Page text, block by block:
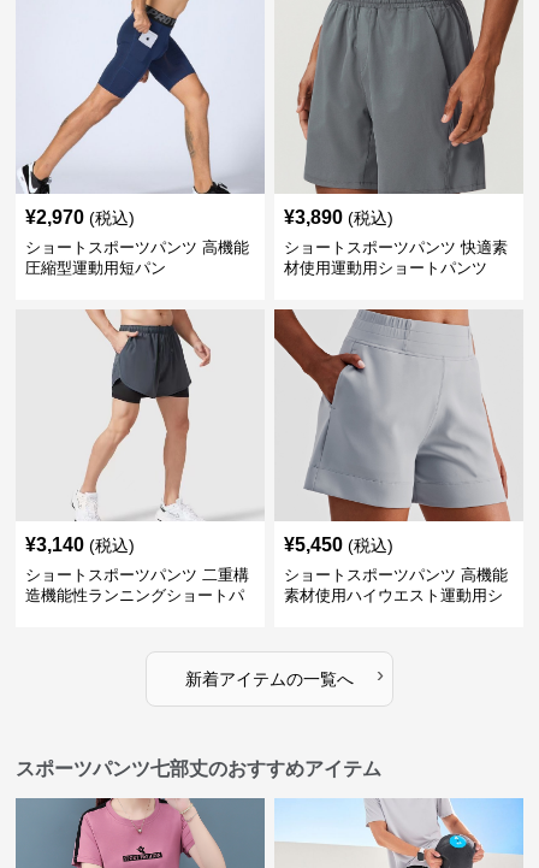
¥2,970 (税込)
ショートスポーツパンツ 高機能
圧縮型運動用短パン
¥3,890 (税込)
ショートスポーツパンツ 快適素
材使用運動用ショートパンツ
¥3,140 (税込)
ショートスポーツパンツ 二重構
造機能性ランニングショートパ
¥5,450 (税込)
ショートスポーツパンツ 高機能
素材使用ハイウエスト運動用シ
新着アイテムの一覧へ ›
スポーツパンツ七部丈のおすすめアイテム